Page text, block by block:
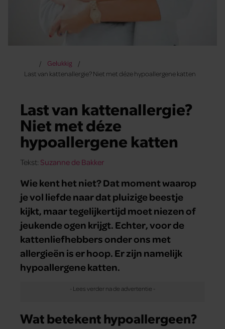
Gelukkig
Last van kattenallergie? Niet met déze hypoallergene katten
Last van kattenallergie?
Niet met déze
hypoallergene katten
Tekst: Suzanne de Bakker
Wie kent het niet? Dat moment waarop
je vol liefde naar dat pluizige beestje
kijkt, maar tegelijkertijd moet niezen of
jeukende ogen krijgt. Echter, voor de
kattenliefhebbers onder ons met
allergieën is er hoop. Er zijn namelijk
hypoallergene katten.
Wat betekent hypoallergeen?